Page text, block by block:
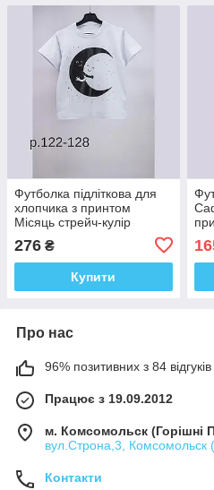
Футболка підліткова для
хлопчика з принтом
Місяць стрейч-кулір
276 ₴
Купити
Про нас
96% позитивних з 84 відгуків
Працює з 19.09.2012
м. Комсомольск (Горішні
вул.Строна,3, Комсомольск
Контакти